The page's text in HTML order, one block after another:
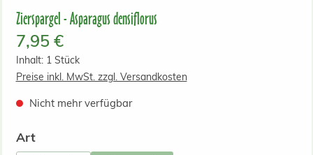
Zierspargel - Asparagus densiflorus
Regulärer Preis:
7,95 €
Inhalt: 1 Stück
Preise inkl. MwSt. zzgl. Versandkosten
Nicht mehr verfügbar
Artauswählen